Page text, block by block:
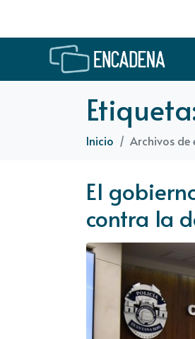
Inicio Archivos de
El
contra la